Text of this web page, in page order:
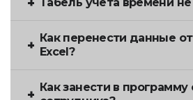
Как перенести данные
Excel?
Как занести в программу